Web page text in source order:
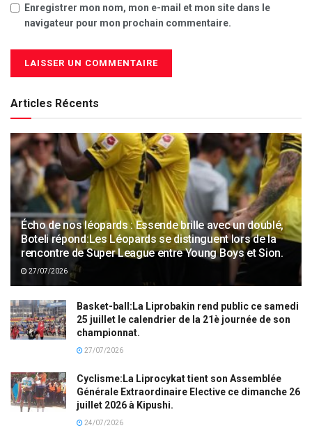
Enregistrer mon nom, mon e-mail et mon site dans le
navigateur pour mon prochain commentaire.
Articles Récents
Écho de nos léopards : Essende brille avec un doublé,
Boteli répond:Les Léopards se distinguent lors de la
rencontre de Super League entre Young Boys et Sion.
27/07/2026
Basket-ball:La Liprobakin rend public ce samedi
25 juillet le calendrier de la 21è journée de son
championnat.
27/07/2026
Cyclisme:La Liprocykat tient son Assemblée
Générale Extraordinaire Elective ce dimanche 26
juillet 2026 à Kipushi.
24/07/2026